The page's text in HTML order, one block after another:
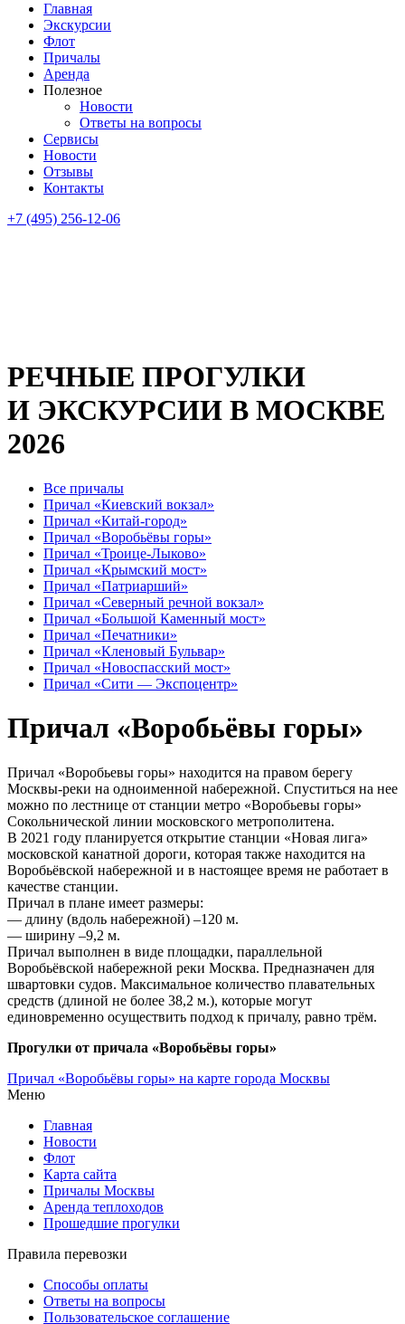
Главная
Экскурсии
Флот
Причалы
Аренда
Полезное
Новости
Ответы на вопросы
Сервисы
Новости
Отзывы
Контакты
+7 (495) 256-12-06
РЕЧНЫЕ ПРОГУЛКИ
И ЭКСКУРСИИ В МОСКВЕ
2026
Все причалы
Причал «Киевский вокзал»
Причал «Китай-город»
Причал «Воробьёвы горы»
Причал «Троице-Лыково»
Причал «Крымский мост»
Причал «Патриарший»
Причал «Северный речной вокзал»
Причал «Большой Каменный мост»
Причал «Печатники»
Причал «Кленовый Бульвар»
Причал «Новоспасский мост»
Причал «Сити — Экспоцентр»
Причал «Воробьёвы горы»
Причал «Воробьевы горы» находится на правом берегу
Москвы-реки на одноименной набережной. Спуститься на нее
можно по лестнице от станции метро «Воробьевы горы»
Сокольнической линии московского метрополитена.
В 2021 году планируется открытие станции «Новая лига»
московской канатной дороги, которая также находится на
Воробьёвской набережной и в настоящее время не работает в
качестве станции.
Причал в плане имеет размеры:
— длину (вдоль набережной) –120 м.
— ширину –9,2 м.
Причал выполнен в виде площадки, параллельной
Воробьёвской набережной реки Москва. Предназначен для
швартовки судов. Максимальное количество плавательных
средств (длиной не более 38,2 м.), которые могут
единовременно осуществить подход к причалу, равно трём.
Прогулки от причала «Воробьёвы горы»
Причал «Воробьёвы горы» на карте города Москвы
Меню
Главная
Новости
Флот
Карта сайта
Причалы Москвы
Аренда теплоходов
Прошедшие прогулки
Правила перевозки
Способы оплаты
Ответы на вопросы
Пользовательское соглашение